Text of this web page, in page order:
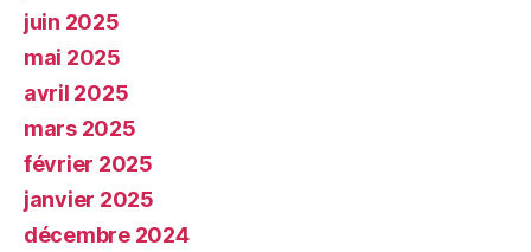
juin 2025
mai 2025
avril 2025
mars 2025
février 2025
janvier 2025
décembre 2024